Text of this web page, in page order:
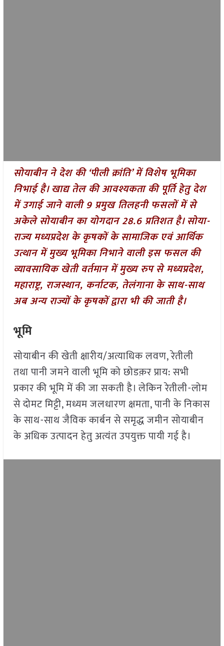
सोयाबीन ने देश की ‘पीली क्रांति’ में विशेष भूमिका
निभाई है। खाद्य तेल की आवश्यकता की पूर्ति हेतु देश
में उगाई जाने वाली 9 प्रमुख तिलहनी फसलों में से
अकेले सोयाबीन का योगदान 28.6 प्रतिशत है। सोया-
राज्य मध्यप्रदेश के कृषकों के सामाजिक एवं आर्थिक
उत्थान में मुख्य भूमिका निभाने वाली इस फसल की
व्यावसायिक खेती वर्तमान में मुख्य रुप से मध्यप्रदेश,
महाराष्ट्र, राजस्थान, कर्नाटक, तेलंगाना के साथ-साथ
अब अन्य राज्यों के कृषकों द्वारा भी की जाती है।
भूमि
सोयाबीन की खेती क्षारीय/अत्याधिक लवण, रेतीली
तथा पानी जमने वाली भूमि को छोडक़र प्राय: सभी
प्रकार की भूमि में की जा सकती है। लेकिन रेतीली-लोम
से दोमट मिट्टी, मध्यम जलधारण क्षमता, पानी के निकास
के साथ-साथ जैविक कार्बन से समृद्ध जमीन सोयाबीन
के अधिक उत्पादन हेतु अत्यंत उपयुक्त पायी गई है।